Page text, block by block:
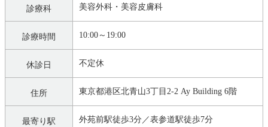
診療科 美容外科・美容皮膚科
診療時間 10:00～19:00
休診日 不定休
住所 東京都港区北青山3丁目2-2 Ay Building 6階
最寄り駅 外苑前駅徒歩3分／表参道駅徒歩7分